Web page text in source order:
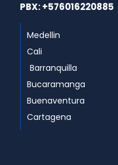
PBX: +576016220885
Medellin
Cali
Barranquilla
Bucaramanga
Buenaventura
Cartagena